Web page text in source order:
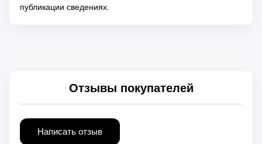
публикации сведениях.
Отзывы покупателей
Написать отзыв